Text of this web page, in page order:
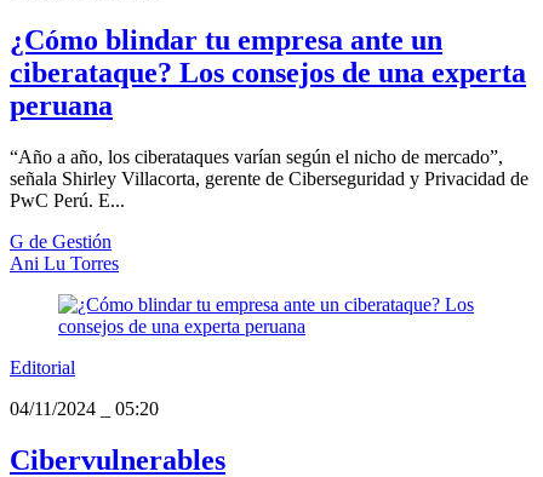
¿Cómo blindar tu empresa ante un
ciberataque? Los consejos de una experta
peruana
“Año a año, los ciberataques varían según el nicho de mercado”,
señala Shirley Villacorta, gerente de Ciberseguridad y Privacidad de
PwC Perú. E...
G de Gestión
Ani Lu Torres
Editorial
04/11/2024
05:20
Cibervulnerables